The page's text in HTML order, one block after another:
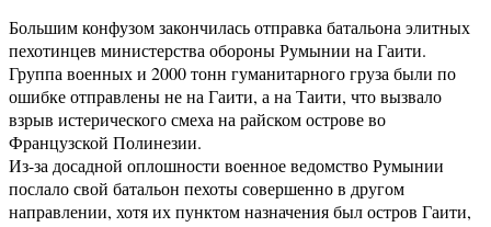
Большим конфузом закончилась отправка батальона элитных
пехотинцев министерства обороны Румынии на Гаити.
Группа военных и 2000 тонн гуманитарного груза были по
ошибке отправлены не на Гаити, а на Таити, что вызвало
взрыв истерического смеха на райском острове во
Французской Полинезии.
Из-за досадной оплошности военное ведомство Румынии
послало свой батальон пехоты совершенно в другом
направлении, хотя их пунктом назначения был остров Гаити,